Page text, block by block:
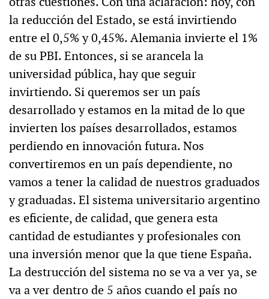
la reducción del Estado, se está invirtiendo
entre el 0,5% y 0,45%. Alemania invierte el 1%
de su PBI. Entonces, si se arancela la
universidad pública, hay que seguir
invirtiendo. Si queremos ser un país
desarrollado y estamos en la mitad de lo que
invierten los países desarrollados, estamos
perdiendo en innovación futura. Nos
convertiremos en un país dependiente, no
vamos a tener la calidad de nuestros graduados
y graduadas. El sistema universitario argentino
es eficiente, de calidad, que genera esta
cantidad de estudiantes y profesionales con
una inversión menor que la que tiene España.
La destrucción del sistema no se va a ver ya, se
va a ver dentro de 5 años cuando el país no